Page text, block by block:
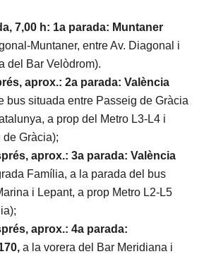
7,00 h: 1a parada: Muntaner
Muntaner, entre Av. Diagonal i
del Bar Velòdrom).
aprox.: 2a parada: València
bus situada entre Passeig de Gràcia
a prop del Metro L3-L4 i
de Gràcia);
aprox.: 3a parada: València
Família, a la parada del bus
i Lepant, a prop Metro L2-L5
aprox.: 4a parada:
a la vorera del Bar Meridiana i